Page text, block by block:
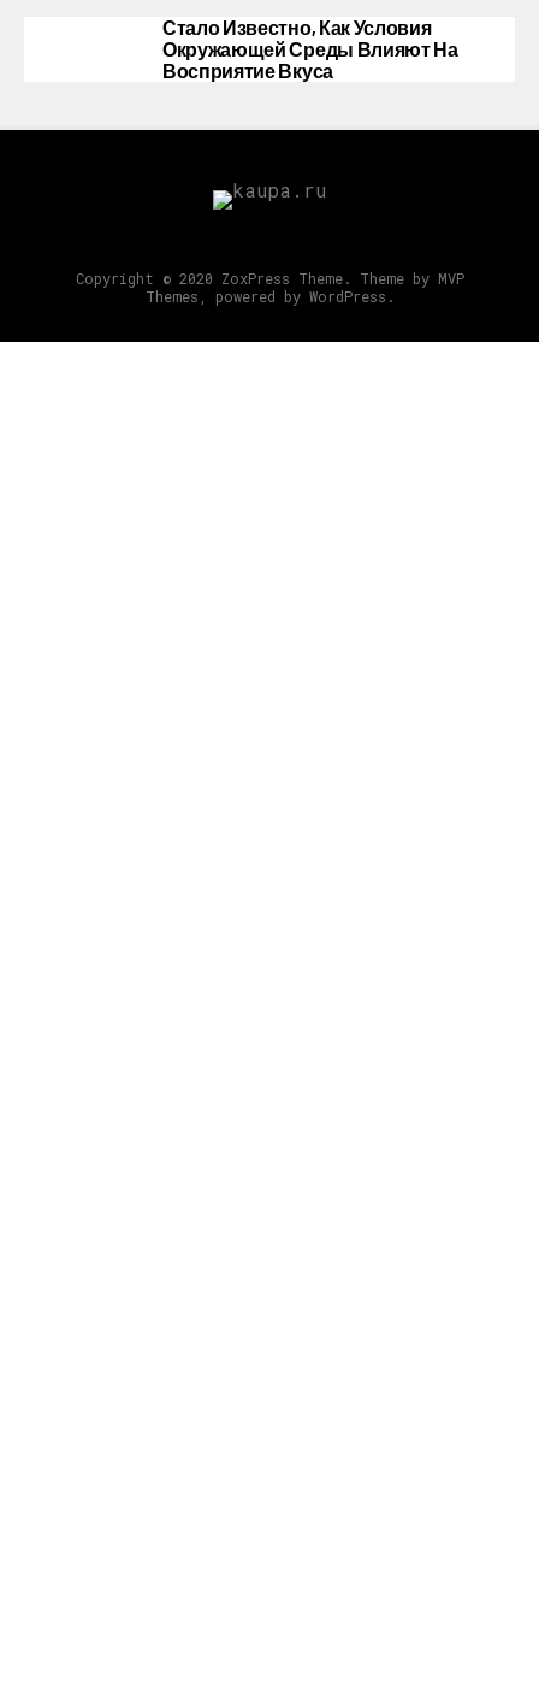
Стало Известно, Как Условия
Окружающей Среды Влияют На
Восприятие Вкуса
Copyright © 2020 ZoxPress Theme. Theme by MVP
Themes, powered by WordPress.